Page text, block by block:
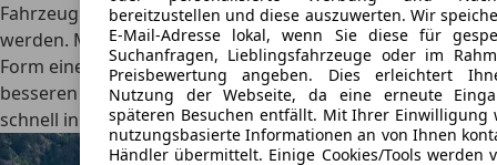
Fahrzeug dieser Ausführung als Neuwagen gekauft
werden. Mit einer entsprechenden Konfiguration, etwa in
Form einer stärkeren Motorisierung oder auch einer
besseren Ausstattung, steigen die Preise allerdings auch
schnell in Richtung der Marke von 100.000 Euro.
bereitzustellen und diese auszuwerten. Wir
E-Mail-Adresse lokal, wenn Sie diese für
Suchanfragen, Lieblingsfahrzeuge oder im
Preisbewertung angeben. Dies erleichtert
Nutzung der Webseite, da eine erneute
späteren Besuchen entfällt. Mit Ihrer Einwilligung
nutzungsbasierte Informationen an von Ihnen
Händler übermittelt. Einige Cookies/Tools werden